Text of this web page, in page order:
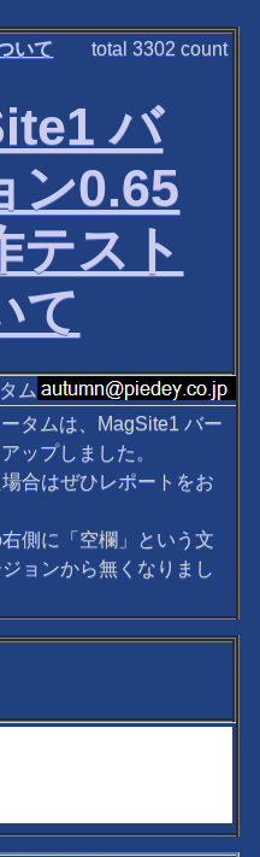
いて total3302 count
バ
ン0.65
テスト
て
ム
タムは、MagSite1 バー
ップしました。
合はぜひレポートをお
側に「空欄」という文
ョンから無くなりまし